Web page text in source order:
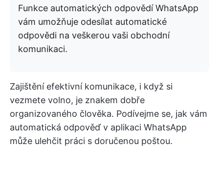
Funkce automatických odpovědí WhatsApp
vám umožňuje odesílat automatické
odpovědi na veškerou vaši obchodní
komunikaci.
Zajištění efektivní komunikace, i když si
vezmete volno, je znakem dobře
organizovaného člověka. Podívejme se, jak vám
automatická odpověď v aplikaci WhatsApp
může ulehčit práci s doručenou poštou.